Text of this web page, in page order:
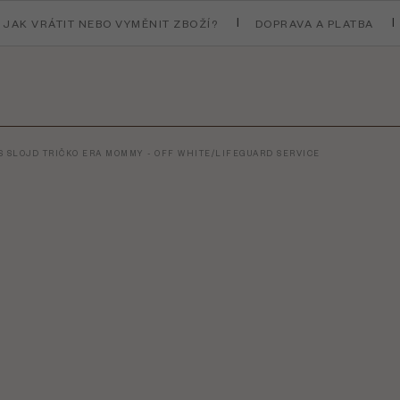
JAK VRÁTIT NEBO VYMĚNIT ZBOŽÍ? DOPRAVA A PLATBA
SLOJD TRIČKO ERA MOMMY - OFF WHITE/LIFEGUARD SERVICE